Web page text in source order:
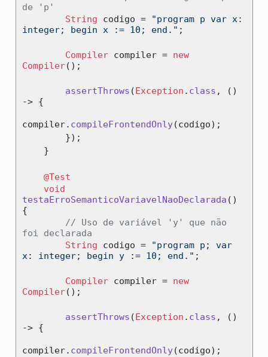
de 'p'
String codigo =
"program p var x:
integer; begin x := 10; end." ;
Compiler compiler = new
Compiler();
assertThrows (Exception . class ,
()
-> {
compiler. compileFrontendOnly(codigo);
});
}
@Test
void
testaErroSemanticoVariavelNaoDeclarada ()
{
// Uso de variável 'y' que não
foi declarada
String codigo =
"program p; var
x: integer; begin y := 10; end." ;
Compiler compiler = new
Compiler();
assertThrows (Exception . class ,
()
-> {
compiler. compileFrontendOnly(codigo);